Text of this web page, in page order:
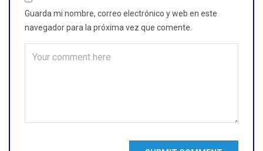
Guarda mi nombre, correo electrónico y web en este
navegador para la próxima vez que comente.